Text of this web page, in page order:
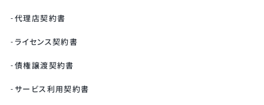
代理店契約書
ライセンス契約書
債権譲渡契約書
サービス利用契約書